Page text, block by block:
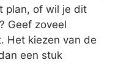
plan, of wil je dit
Geef zoveel
Het kiezen van de
een stuk